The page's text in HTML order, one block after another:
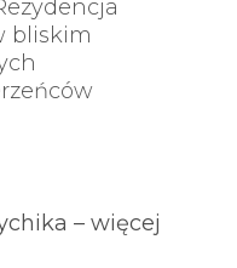
bliskim
– więcej